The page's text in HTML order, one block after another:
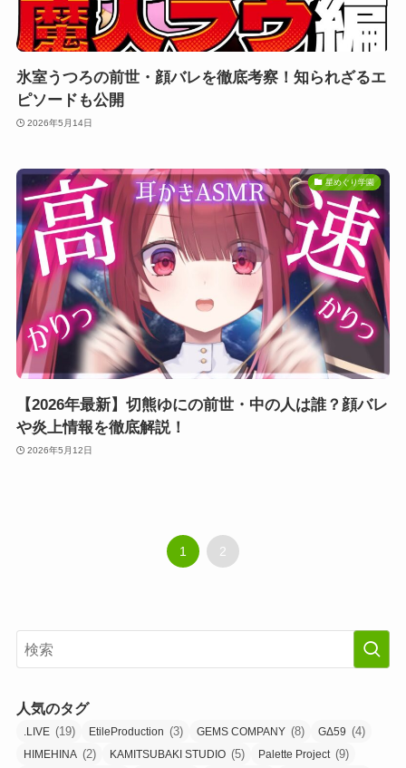
氷室うつろの前世・顔バレを徹底考察！知られざるエ
ピソードも公開
2026年5月14日
星めぐり学園
【2026年最新】切熊ゆにの前世・中の人は誰？顔バレ
や炎上情報を徹底解説！
2026年5月12日
1 2
人気のタグ
.LIVE (19) EtileProduction (3) GEMS COMPANY (8) GΔ59 (4)
HIMEHINA (2) KAMITSUBAKI STUDIO (5) Palette Project (9)